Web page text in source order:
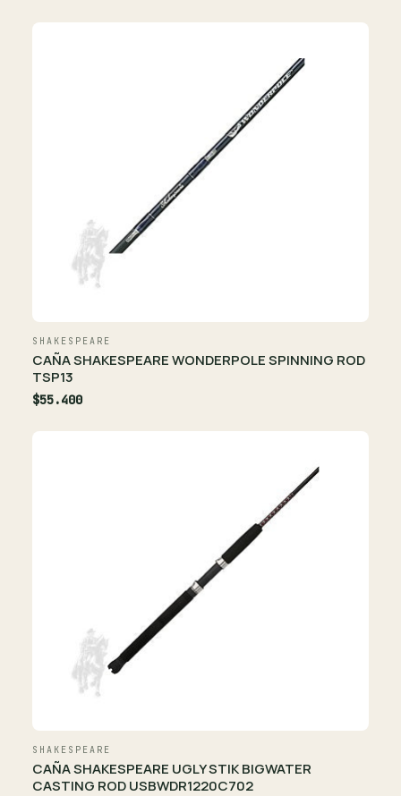
SHAKESPEARE
CAÑA SHAKESPEARE WONDERPOLE SPINNING ROD
TSP13
$55.400
SHAKESPEARE
CAÑA SHAKESPEARE UGLY STIK BIGWATER
CASTING ROD USBWDR1220C702